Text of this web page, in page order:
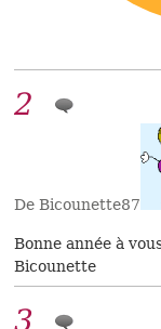
2
De Bicounette87
Bonne année à
Bicounette
3